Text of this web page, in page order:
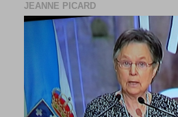
JEANNE PICARD